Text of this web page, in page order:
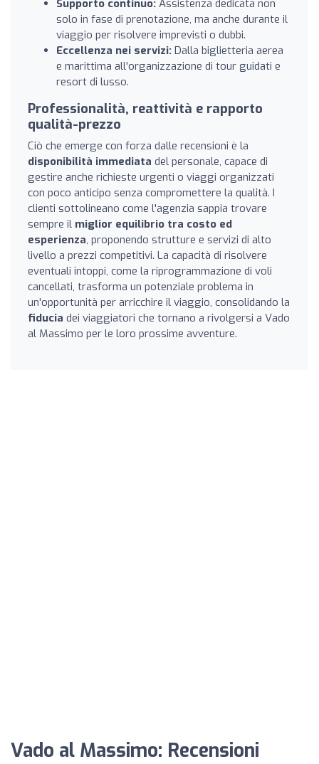
Supporto continuo: Assistenza dedicata non
solo in fase di prenotazione, ma anche durante il
viaggio per risolvere imprevisti o dubbi.
Eccellenza nei servizi: Dalla biglietteria aerea
e marittima all'organizzazione di tour guidati e
resort di lusso.
Professionalità, reattività e rapporto
qualità-prezzo
Ciò che emerge con forza dalle recensioni è la
disponibilità immediata del personale, capace di
gestire anche richieste urgenti o viaggi organizzati
con poco anticipo senza compromettere la qualità. I
clienti sottolineano come l'agenzia sappia trovare
sempre il miglior equilibrio tra costo ed
esperienza, proponendo strutture e servizi di alto
livello a prezzi competitivi. La capacità di risolvere
eventuali intoppi, come la riprogrammazione di voli
cancellati, trasforma un potenziale problema in
un'opportunità per arricchire il viaggio, consolidando la
fiducia dei viaggiatori che tornano a rivolgersi a Vado
al Massimo per le loro prossime avventure.
Vado al Massimo: Recensioni